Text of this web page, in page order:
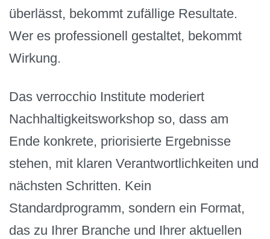
überlässt, bekommt zufällige Resultate.
Wer es professionell gestaltet, bekommt
Wirkung.
Das verrocchio Institute moderiert
Nachhaltigkeitsworkshop so, dass am
Ende konkrete, priorisierte Ergebnisse
stehen, mit klaren Verantwortlichkeiten und
nächsten Schritten. Kein
Standardprogramm, sondern ein Format,
das zu Ihrer Branche und Ihrer aktuellen